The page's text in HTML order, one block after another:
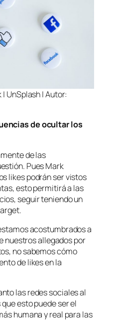
UnSplash | Autor:
de ocultar los
de las
Pues Mark
likespodrán ser vistos
esto permitirá a las
seguir teniendo un
acostumbrados a
nuestros allegados por
no sabemos cómo
delikesen la
las redes sociales al
que esto puede ser el
humana y real para las